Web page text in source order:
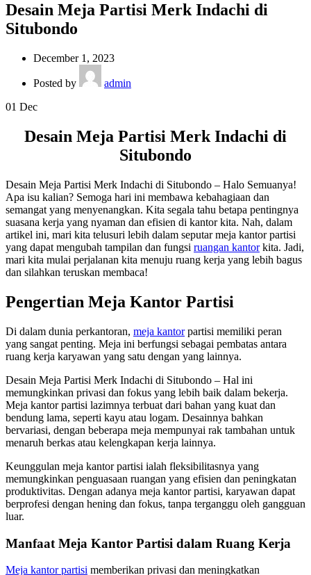
Desain Meja Partisi Merk Indachi di
Situbondo
December 1, 2023
Posted by
admin
01 Dec
Desain Meja Partisi Merk Indachi di
Situbondo
Desain Meja Partisi Merk Indachi di Situbondo – Halo Semuanya!
Apa isu kalian? Semoga hari ini membawa kebahagiaan dan
semangat yang menyenangkan. Kita segala tahu betapa pentingnya
suasana kerja yang nyaman dan efisien di kantor kita. Nah, dalam
artikel ini, mari kita telusuri lebih dalam seputar meja kantor partisi
yang dapat mengubah tampilan dan fungsi ruangan kantorkita. Jadi,
mari kita mulai perjalanan kita menuju ruang kerja yang lebih bagus
dan silahkan teruskan membaca!
Pengertian Meja Kantor Partisi
Di dalam dunia perkantoran, meja kantorpartisi memiliki peran
yang sangat penting. Meja ini berfungsi sebagai pembatas antara
ruang kerja karyawan yang satu dengan yang lainnya.
Desain Meja Partisi Merk Indachi di Situbondo – Hal ini
memungkinkan privasi dan fokus yang lebih baik dalam bekerja.
Meja kantor partisi lazimnya terbuat dari bahan yang kuat dan
bendung lama, seperti kayu atau logam. Desainnya bahkan
bervariasi, dengan beberapa meja mempunyai rak tambahan untuk
menaruh berkas atau kelengkapan kerja lainnya.
Keunggulan meja kantor partisi ialah fleksibilitasnya yang
memungkinkan penguasaan ruangan yang efisien dan peningkatan
produktivitas. Dengan adanya meja kantor partisi, karyawan dapat
berprofesi dengan hening dan fokus, tanpa terganggu oleh gangguan
luar.
Manfaat Meja Kantor Partisi dalam Ruang Kerja
Meja kantor partisi memberikan privasi dan meningkatkan